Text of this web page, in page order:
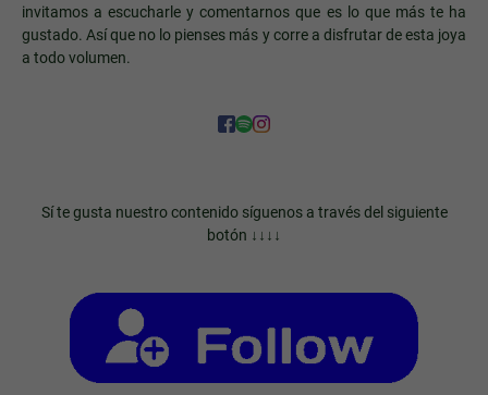
invitamos a escucharle y comentarnos que es lo que más te ha
gustado. Así que no lo pienses más y corre a disfrutar de esta joya
a todo volumen.
Sí te gusta nuestro contenido síguenos a través del siguiente
botón ↓↓↓↓